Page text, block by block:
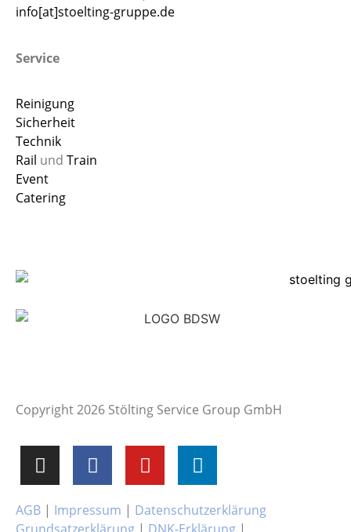
info[at]stoelting-gruppe.de
Service
Reinigung
Sicherheit
Technik
Rail und Train
Event
Catering
Copyright 2026 Stölting Service Group GmbH
AGB | Impressum | Datenschutzerklärung